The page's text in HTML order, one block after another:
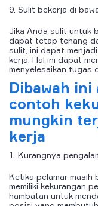
9. Sulit bekerja di
Jika Anda sulit untuk
dapat tetap tenang
sulit, ini dapat
kerja. Hal ini dapat
menyelesaikan tugas
Dibawah ini
contoh
mungkin
kerja
1. Kurangnya
Ketika pelamar masih
memiliki kekurangan
hambatan untuk